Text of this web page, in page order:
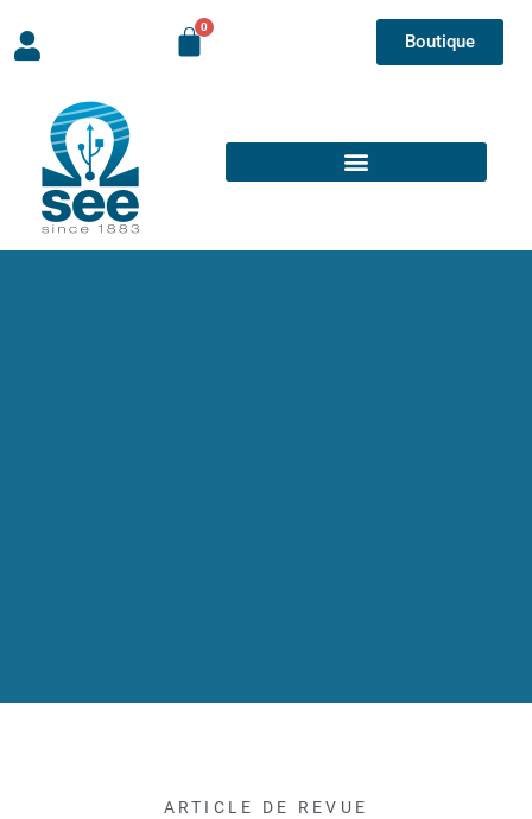
Boutique
ARTICLE DE REVUE